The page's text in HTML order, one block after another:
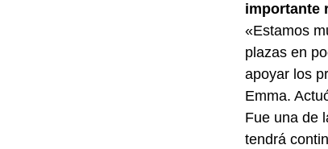
importante
«Estamos
plazas en
apoyar los
Emma.
Fue una de
tendrá